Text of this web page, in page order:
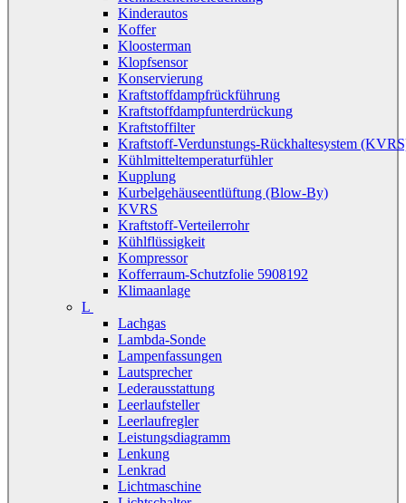
Kinderautos
Koffer
Kloosterman
Klopfsensor
Konservierung
Kraftstoffdampfrückführung
Kraftstoffdampfunterdrückung
Kraftstoffilter
Kraftstoff-Verdunstungs-Rückhaltesystem
Kühlmitteltemperaturfühler
Kupplung
Kurbelgehäuseentlüftung (Blow-By)
KVRS
Kraftstoff-Verteilerrohr
Kühlflüssigkeit
Kompressor
Kofferraum-Schutzfolie 5908192
Klimaanlage
L
Lachgas
Lambda-Sonde
Lampenfassungen
Lautsprecher
Lederausstattung
Leerlaufsteller
Leerlaufregler
Leistungsdiagramm
Lenkung
Lenkrad
Lichtmaschine